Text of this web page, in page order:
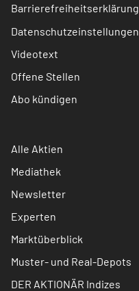
Barrierefreiheitserklärung
Datenschutzeinstellungen
Videotext
Offene Stellen
Abo kündigen
Alle Aktien
Mediathek
Newsletter
Experten
Marktüberblick
Muster- und Real-Depots
DER AKTIONÄR Indizes